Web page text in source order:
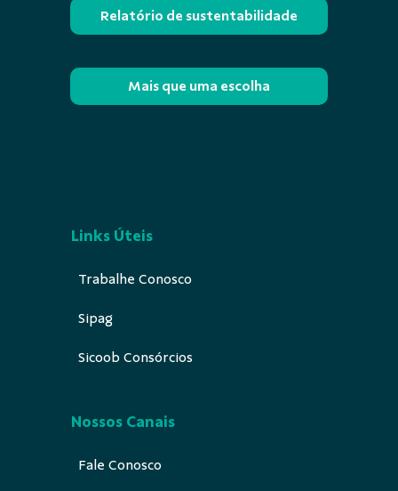
Relatório de sustentabilidade
Mais que uma escolha
Links Úteis
Trabalhe Conosco
Sipag
Sicoob Consórcios
Nossos Canais
Fale Conosco